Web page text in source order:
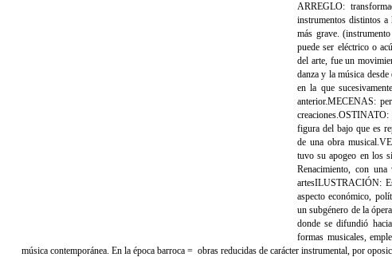
ARREGLO:
instrumentos distintos a
más grave.
puede ser eléctrico o
del arte, fue un
danza y la música
en la que
anterior.MECENAS:
creaciones.OSTINATO:
figura del bajo que es
de una obra musical.
tuvo su apogeo en los
Renacimiento, con
artesILUSTRACIÓN:
aspecto económico,
un subgénero de la
donde se difundió
formas musicales,
música contemporánea. En la época barroca = obras reducidas de carácter instrumental, por